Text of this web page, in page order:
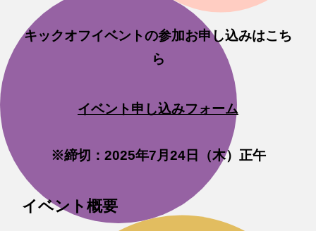
キックオフイベントの参加お申し込みはこち
ら
イベント申し込みフォーム
※締切：2025年7月24日（木）正午
イベント概要